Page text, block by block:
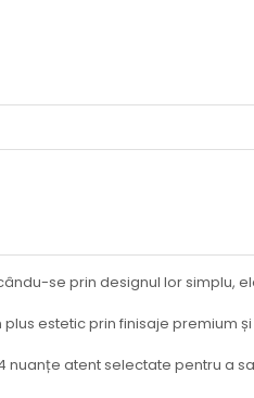
se prin designul lor simplu,
estetic prin finisaje premium
atent selectate pentru a